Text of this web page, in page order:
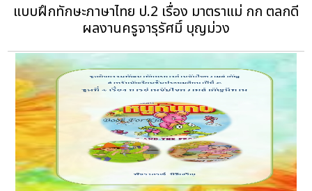
แบบฝึกทักษะภาษาไทย ป.2 เรื่อง มาตราแม่ กก ตลกดี
ผลงานครูจารุรัศมิ์ บุญม่วง